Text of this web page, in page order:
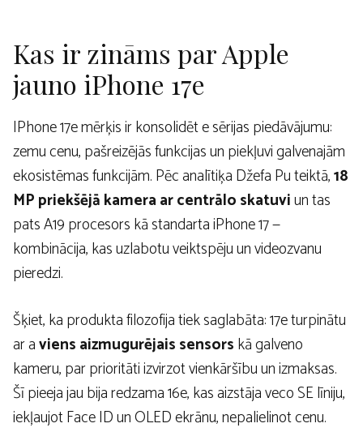
Kas ir zināms par Apple
jauno iPhone 17e
IPhone 17e mērķis ir konsolidēt e sērijas piedāvājumu:
zemu cenu, pašreizējās funkcijas un piekļuvi galvenajām
ekosistēmas funkcijām. Pēc analītiķa Džefa Pu teiktā,18
MP priekšējā kamera ar centrālo skatuviun tas
pats A19 procesors kā standarta iPhone 17 —
kombinācija, kas uzlabotu veiktspēju un videozvanu
pieredzi.
Šķiet, ka produkta filozofija tiek saglabāta: 17e turpinātu
ar aviens aizmugurējais sensorskā galveno
kameru, par prioritāti izvirzot vienkāršību un izmaksas.
Šī pieeja jau bija redzama 16e, kas aizstāja veco SE līniju,
iekļaujot Face ID un OLED ekrānu, nepalielinot cenu.